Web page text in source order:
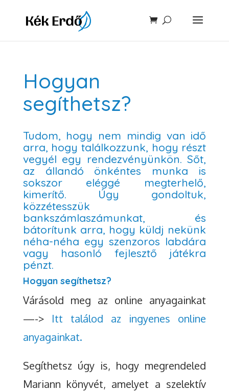
Hogyan
segíthetsz?
Tudom, hogy nem mindig van idő
arra, hogy találkozzunk, hogy részt
vegyél egy rendezvényünkön. Sőt,
az állandó önkéntes munka is
sokszor eléggé megterhelő,
kimerítő. Úgy gondoltuk,
közzétesszük
bankszámlaszámunkat, és
bátorítunk arra, hogy küldj nekünk
néha-néha egy szenzoros labdára
vagy hasonló fejlesztő játékra
pénzt.
Hogyan segíthetsz?
Várásold meg az online anyagainkat
—-> Itt találod az ingyenes online
anyagainkat.
Segíthetsz úgy is, hogy megrendeled
Mariann könyvét, amelyet a szelektív